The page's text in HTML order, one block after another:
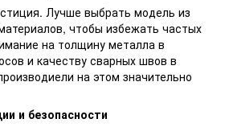
Лучше выбрать модель из
чтобы избежать частых
на толщину металла в
и качеству сварных швов в
на этом значительно
и безопасности